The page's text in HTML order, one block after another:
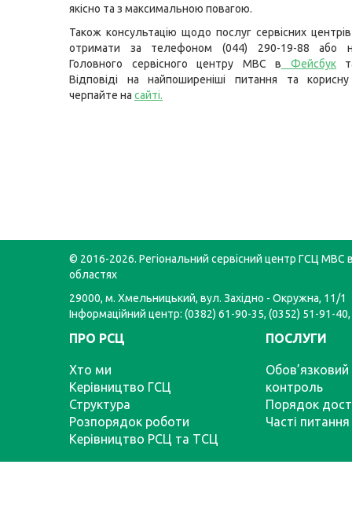
якісно та з максимальною повагою.
Також консультацію щодо послуг сервісних
отримати за телефоном (044) 290-19-88 або
Головного сервісного центру МВС в
Фейсбук
Відповіді на найпоширеніші питання та
черпайте на сайті.
© 2016-2026. Регіональний сервісний центр ГСЦ МВС
областях
29000, м. Хмельницький, вул. Західно - Окружна, 11/1
Інформаційний центр: (0382) 61-90-35, (0352) 51-91-
ПРО РСЦ
Хто ми
Керівництво ГСЦ
Структура
Розпорядок роботи
Керівництво РСЦ та ТСЦ
ПОСЛУГИ
Обов’язковий
контроль
Порядок
Часті питання